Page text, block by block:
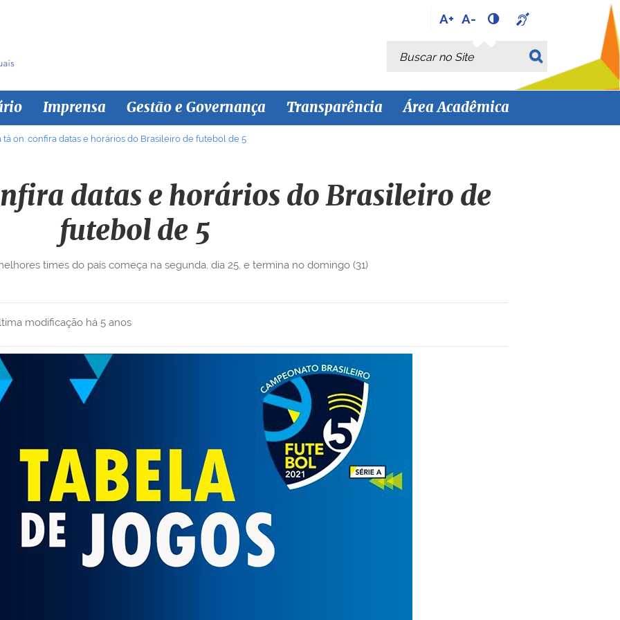
A+ A-
Busca
Busca Avançada…
Imprensa Gestão e Governança Transparência Área Acadêmica
tá on: confira datas e horários do Brasileiro de futebol de 5
datas e horários do Brasileiro de
futebol de 5
modificação há 5 anos
times do país começa na segunda, dia 25, e termina no domingo (31)